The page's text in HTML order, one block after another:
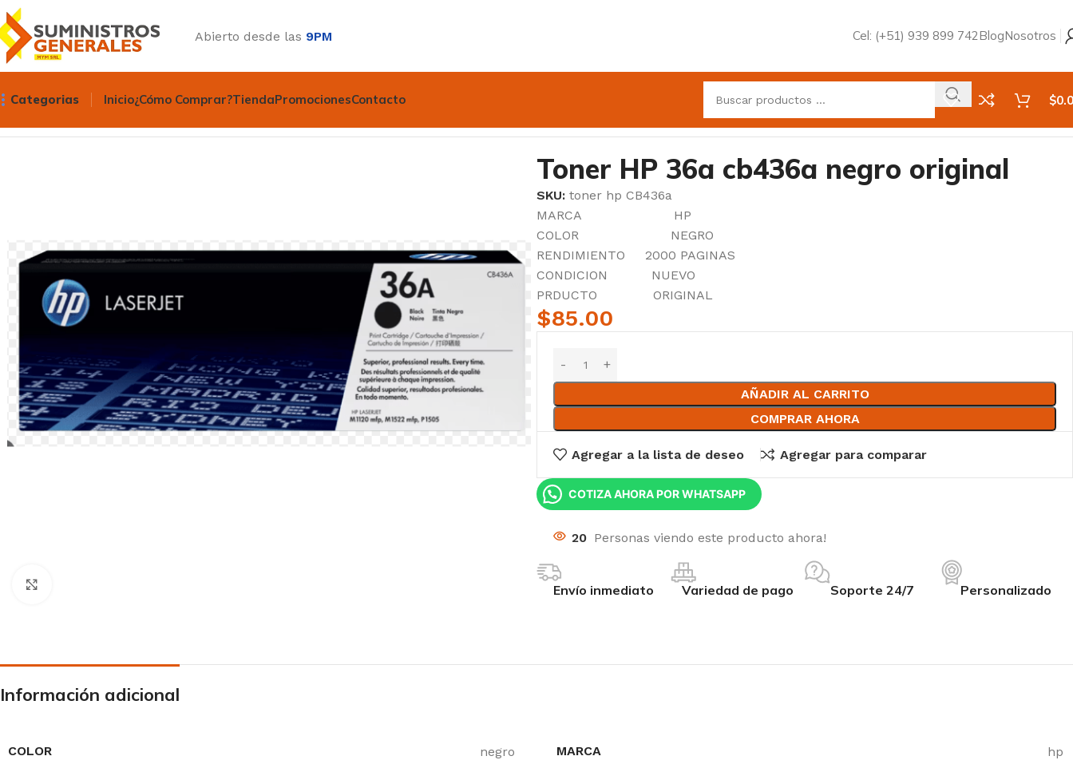
Abierto desde las 9PM Cel: (+51) 939 899 742BlogNosotros
Categorias Inicio¿Cómo Comprar?TiendaPromocionesContacto $
Toner HP 36a cb436a negro original
SKU: toner hp CB436a
MARCA HP
COLOR NEGRO
RENDIMIENTO 2000 PAGINAS
CONDICION NUEVO
PRDUCTO ORIGINAL
$85.00
AÑADIR AL CARRITO
COMPRAR AHORA
Agregar a la lista de deseo Agregar para comparar
COTIZA AHORA POR WHATSAPP
20 Personas viendo este producto ahora!
Envío inmediato Variedad de pago Soporte 24/7 Personalizado
Información adicional
COLOR negro MARCA hp